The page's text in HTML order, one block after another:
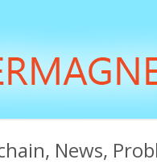
News,